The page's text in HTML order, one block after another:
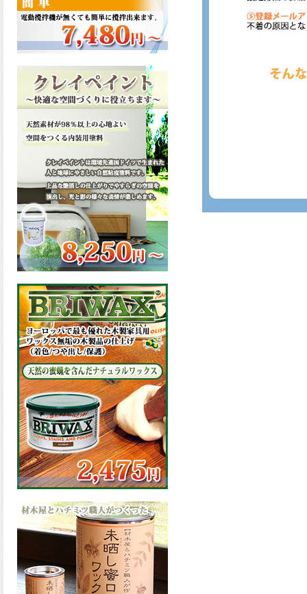
ラ感と溶け合うように広がる
色彩が床と壁を印象的に仕上
げる、アクアカラー デュオト
ーンが新しく販売開始致しま
2026.03.13
滑らかな塗膜は従来の屋根用
塗料と比べ、滑らかな塗膜表
面を形成し、光沢が高く、抜
群の仕上がり性を提供、一液
プレミアムルーフシリコンが
新しく販売開始致しました。
ご購入はこちらから。
2026.03.12
無機顔料の表面を高緻密ダブ
ルシールド層でガードするこ
とにより、ラジカルの発生を
抑制、エスケープレミアムル
ーフSiが新しく販売開始致し
ました。ご購入はこちらか
ら。
2026.03.11
緻密で強靭な無機系塗膜と、
汚れを降雨で洗い流す親水性
の表面効果により優れた低汚
染性を発揮、エスケープレミ
アム無機ルーフが新しく販売
開始致しました。ご購入はこ
ちらから。
2026.03.09
ハケ塗りでの伸びが良く作業
性と仕上がりに優れた合成樹
脂調合ペイント、SDホルスF4
が新しく販売開始致しまし
た。ご購入はこちらから。
2026.03.06
ファインウレタンの使いやす
さで、低汚染形。塗料用シン
ナーで希釈できる、使いやす
さを追求したウレタン樹脂エ
ナメル、低汚染形ファインウ
レタンU100が新しく販売開始